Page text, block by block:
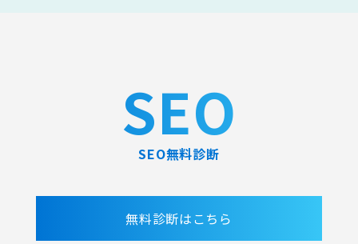
SEO
SEO無料診断
無料診断はこちら